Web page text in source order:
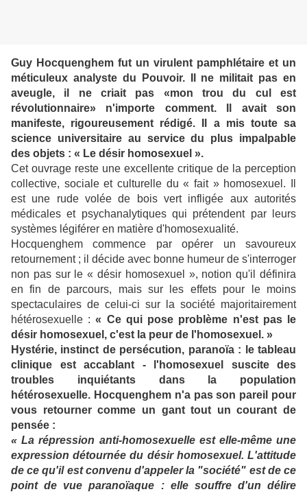
Guy Hocquenghem fut un virulent pamphlétaire et un
méticuleux analyste du Pouvoir. Il ne militait pas en
aveugle, il ne criait pas «mon trou du cul est
révolutionnaire» n'importe comment. Il avait son
manifeste, rigoureusement rédigé. Il a mis toute sa
science universitaire au service du plus impalpable
des objets : « Le désir homosexuel ».
Cet ouvrage reste une excellente critique de la perception
collective, sociale et culturelle du « fait » homosexuel. Il
est une rude volée de bois vert infligée aux autorités
médicales et psychanalytiques qui prétendent par leurs
systèmes légiférer en matière d'homosexualité.
Hocquenghem commence par opérer un savoureux
retournement ; il décide avec bonne humeur de s'interroger
non pas sur le « désir homosexuel », notion qu'il définira
en fin de parcours, mais sur les effets pour le moins
spectaculaires de celui-ci sur la société majoritairement
hétérosexuelle :« Ce qui pose problème n'est pas le
désir homosexuel, c'est la peur de l'homosexuel. »
Hystérie, instinct de persécution, paranoïa : le tableau
clinique est accablant - l'homosexuel suscite des
troubles inquiétants dans la population
hétérosexuelle. Hocquenghem n'a pas son pareil pour
vous retourner comme un gant tout un courant de
pensée :
« La répression anti-homosexuelle est elle-même une
expression détournée du désir homosexuel. L'attitude
de ce qu'il est convenu d'appeler la "société" est de ce
point de vue paranoïaque : elle souffre d'un délire